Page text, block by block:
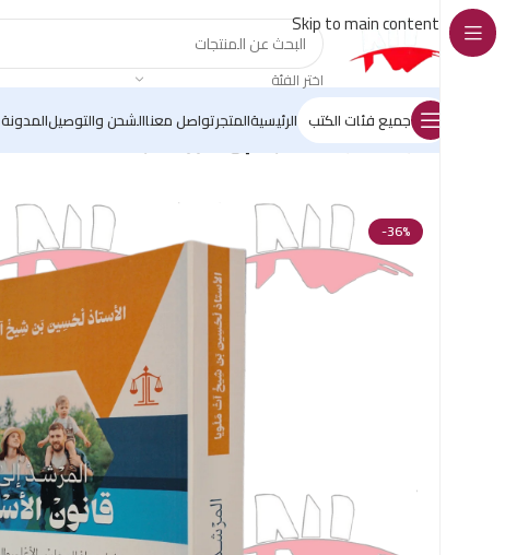
Skip to main content
اختر الفئة
جميع فئات الكتب الرئيسيةالمتجرتواصل معناالشحن والتوصيلالمدونة
الرئيسية/دار لايمة/المرشد إلى قانون الأسرة
-36%